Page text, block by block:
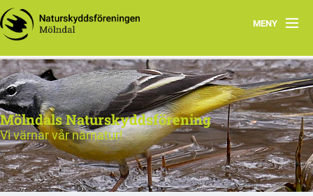
MENY
Hem
Aktiviteter
Vår natur
Verksamhet
Kontakta oss
Mölndals Naturskyddsförening
Vi värnar vår närnatur!